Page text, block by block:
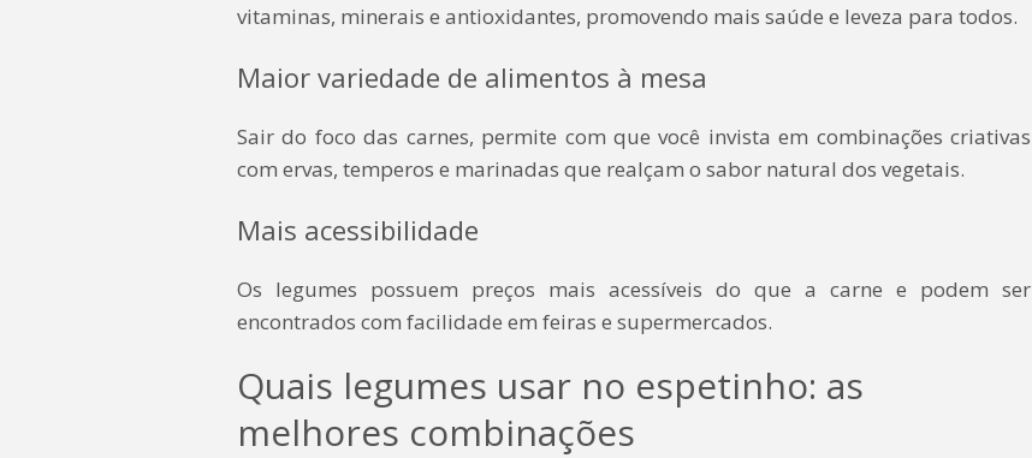
vitaminas, minerais e antioxidantes, promovendo mais saúde e leveza para todos.
Maior variedade de alimentos à mesa
Sair do foco das carnes, permite com que você invista em combinações criativas
com ervas, temperos e marinadas que realçam o sabor natural dos vegetais.
Mais acessibilidade
Os legumes possuem preços mais acessíveis do que a carne e podem ser
encontrados com facilidade em feiras e supermercados.
Quais legumes usar no espetinho: as
melhores combinações